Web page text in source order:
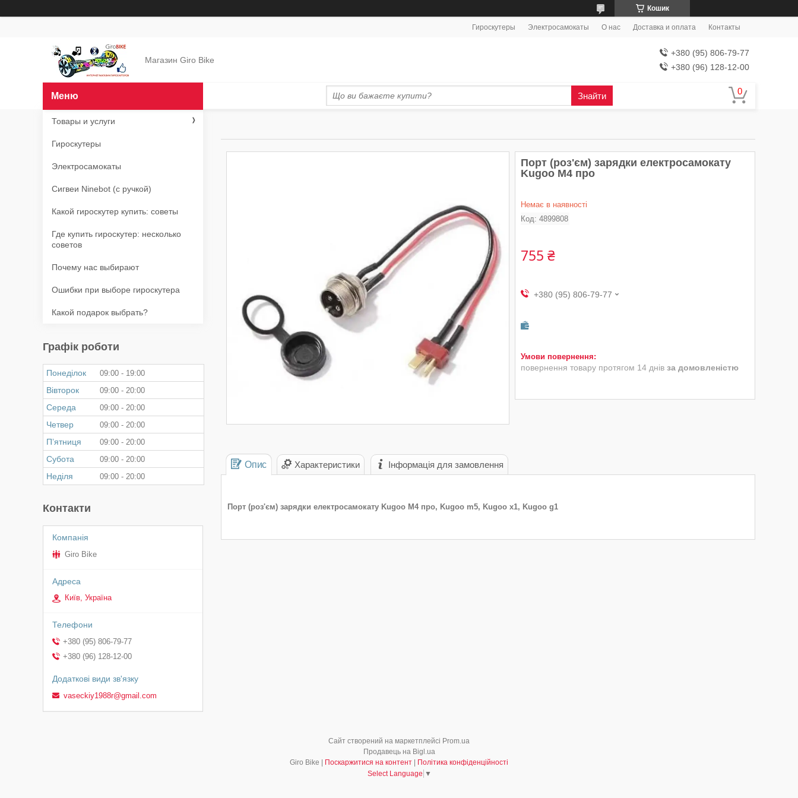
Кошик
Гироскутеры Электросамокаты О нас Доставка и оплата Контакты
Магазин Giro Bike
+380 (95) 806-79-77
+380 (96) 128-12-00
Знайти
Порт (роз'єм) зарядки електросамокату
Kugoo M4 про
Немає в наявності
Код: 4899808
755 ₴
+380 (95) 806-79-77
повернення товару протягом 14 днів за домовленістю
Опис Характеристики Інформація для замовлення
Порт (роз'єм) зарядки електросамокату Kugoo M4 про, Kugoo m5, Kugoo x1, Kugoo g1
Товары и услуги
Гироскутеры
Электросамокаты
Сигвеи Ninebot (с ручкой)
Какой гироскутер купить: советы
Где купить гироскутер: несколько
советов
Почему нас выбирают
Ошибки при выборе гироскутера
Какой подарок выбрать?
Графік роботи
Понеділок 09:00 19:00
Вівторок 09:00 20:00
Середа 09:00 20:00
Четвер 09:00 20:00
Пʼятниця 09:00 20:00
Субота 09:00 20:00
Неділя 09:00 20:00
Контакти
Giro Bike
Київ, Україна
+380 (95) 806-79-77
+380 (96) 128-12-00
vaseckiy1988r@gmail.com
Сайт створений на маркетплейсі Prom.ua
Продавець на Bigl.ua
Giro Bike | Поскаржитися на контент | Політика конфіденційності
Select Language ▼